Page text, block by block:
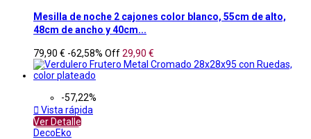
Mesilla de noche 2 cajones color blanco, 55cm de alto,
48cm de ancho y 40cm...
79,90 € -62,58% Off29,90 €
-57,22%
 Vista rápida
Ver Detalle
DecoEko